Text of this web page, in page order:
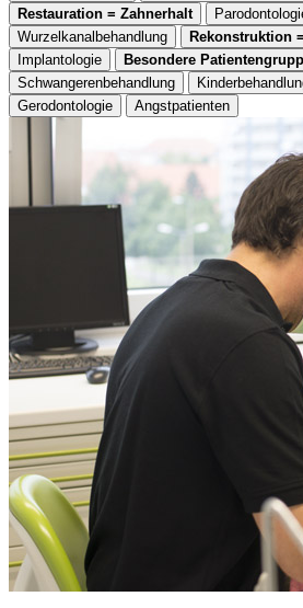
Restauration = Zahnerhalt
Wurzelkanalbehandlung
Rekonstruktion
Implantologie
Besondere
Schwangerenbehandlung
Gerodontologie
Angstpatienten